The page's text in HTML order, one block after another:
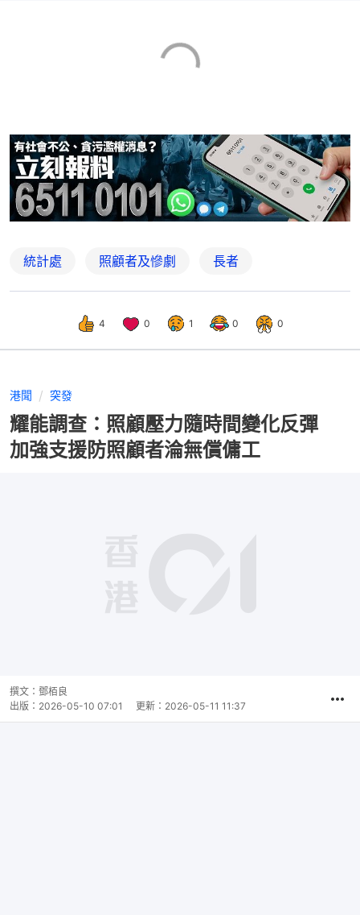
統計處 照顧者及慘劇 長者
4 0 1 0 0
港聞 突發
耀能調查：照顧壓力隨時間變化反彈
加強支援防照顧者淪無償傭工
撰文： 鄧栢良
出版： 2026-05-10 07:01 更新： 2026-05-11 11:37